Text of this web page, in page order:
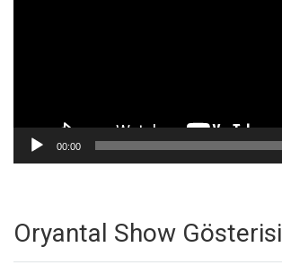
00:00
Oryantal Show Gösterisi